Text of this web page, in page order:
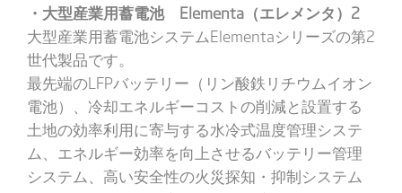
・大型産業用蓄電池 Elementa（エレメンタ）2
大型産業用蓄電池システムElementaシリーズの第2
世代製品です。
最先端のLFPバッテリー（リン酸鉄リチウムイオン
電池）、冷却エネルギーコストの削減と設置する
土地の効率利用に寄与する水冷式温度管理システ
ム、エネルギー効率を向上させるバッテリー管理
システム、高い安全性の火災探知・抑制システム